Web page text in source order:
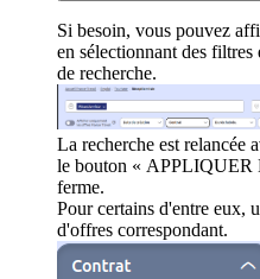
Si besoin, vous pouvez
en sélectionnant des filtres
de recherche.
La recherche est relancée
le bouton « APPLIQUER
ferme.
Pour certains d'entre eux,
d'offres correspondant.